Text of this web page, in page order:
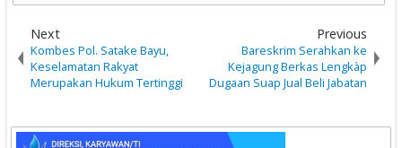
Next
Kombes Pol. Satake Bayu,
Keselamatan Rakyat
Merupakan Hukum Tertinggi
Previous
Bareskrim Serahkan ke
Kejagung Berkas Lengkàp
Dugaan Suap Jual Beli Jabatan